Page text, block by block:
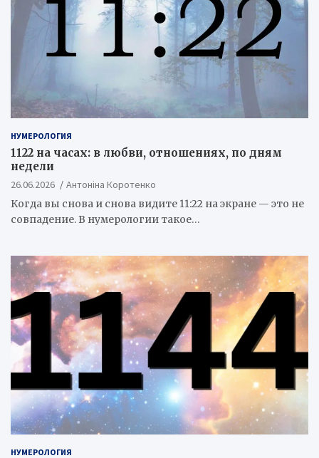
НУМЕРОЛОГИЯ
1122 на часах: в любви, отношениях, по дням
недели
26.06.2026
Антоніна Коротенко
Когда вы снова и снова видите 11:22 на экране — это не
совпадение. В нумерологии такое…
НУМЕРОЛОГИЯ